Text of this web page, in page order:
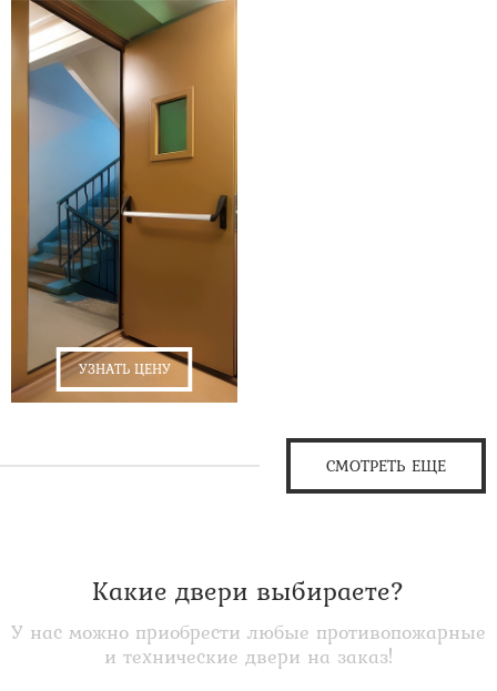
УЗНАТЬ ЦЕНУ
СМОТРЕТЬ ЕЩЕ
Какие двери выбираете?
У нас можно приобрести любые противопожарные
и технические двери на заказ!